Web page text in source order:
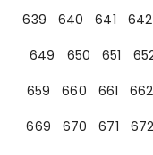
639
640 641 642
649
650 651
659
660 661 662
669
670 671 672